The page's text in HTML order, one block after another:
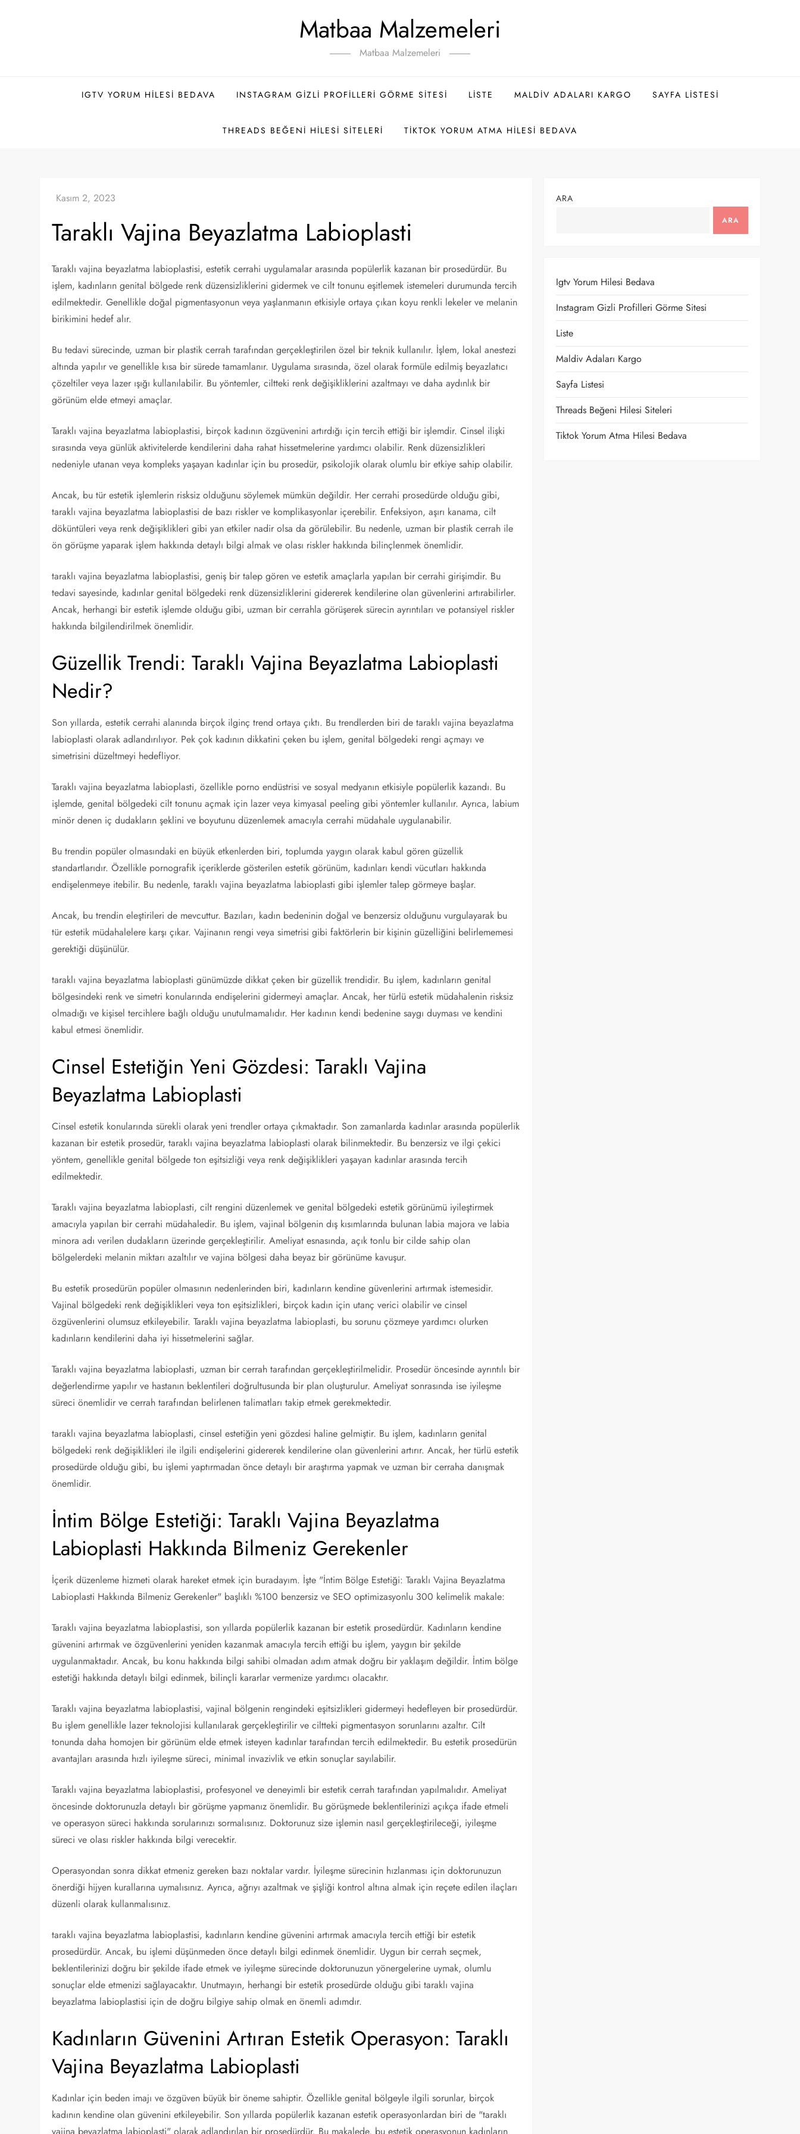
Matbaa Malzemeleri
Matbaa Malzemeleri
IGTV YORUM HILESI BEDAVA INSTAGRAM GIZLI PROFILLERI GÖRME SITESI LISTE MALDIV ADALARI KARGO SAYFA LISTESI
THREADS BEĞENI HILESI SITELERI TIKTOK YORUM ATMA HILESI BEDAVA
Taraklı Vajina Beyazlatma Labioplasti
Taraklı vajina beyazlatma labioplastisi, estetik cerrahi uygulamalar arasında popülerlik kazanan bir prosedürdür. Bu
işlem, kadınların genital bölgede renk düzensizliklerini gidermek ve cilt tonunu eşitlemek istemeleri durumunda tercih
edilmektedir. Genellikle doğal pigmentasyonun veya yaşlanmanın etkisiyle ortaya çıkan koyu renkli lekeler ve melanin
birikimini hedef alır.
Bu tedavi sürecinde, uzman bir plastik cerrah tarafından gerçekleştirilen özel bir teknik kullanılır. İşlem, lokal anestezi
altında yapılır ve genellikle kısa bir sürede tamamlanır. Uygulama sırasında, özel olarak formüle edilmiş beyazlatıcı
çözeltiler veya lazer ışığı kullanılabilir. Bu yöntemler, ciltteki renk değişikliklerini azaltmayı ve daha aydınlık bir
görünüm elde etmeyi amaçlar.
Taraklı vajina beyazlatma labioplastisi, birçok kadının özgüvenini artırdığı için tercih ettiği bir işlemdir. Cinsel ilişki
sırasında veya günlük aktivitelerde kendilerini daha rahat hissetmelerine yardımcı olabilir. Renk düzensizlikleri
nedeniyle utanan veya kompleks yaşayan kadınlar için bu prosedür, psikolojik olarak olumlu bir etkiye sahip olabilir.
Ancak, bu tür estetik işlemlerin risksiz olduğunu söylemek mümkün değildir. Her cerrahi prosedürde olduğu gibi,
taraklı vajina beyazlatma labioplastisi de bazı riskler ve komplikasyonlar içerebilir. Enfeksiyon, aşırı kanama, cilt
döküntüleri veya renk değişiklikleri gibi yan etkiler nadir olsa da görülebilir. Bu nedenle, uzman bir plastik cerrah ile
ön görüşme yaparak işlem hakkında detaylı bilgi almak ve olası riskler hakkında bilinçlenmek önemlidir.
taraklı vajina beyazlatma labioplastisi, geniş bir talep gören ve estetik amaçlarla yapılan bir cerrahi girişimdir. Bu
tedavi sayesinde, kadınlar genital bölgedeki renk düzensizliklerini gidererek kendilerine olan güvenlerini artırabilirler.
Ancak, herhangi bir estetik işlemde olduğu gibi, uzman bir cerrahla görüşerek sürecin ayrıntıları ve potansiyel riskler
hakkında bilgilendirilmek önemlidir.
Güzellik Trendi: Taraklı Vajina Beyazlatma Labioplasti
Nedir?
Son yıllarda, estetik cerrahi alanında birçok ilginç trend ortaya çıktı. Bu trendlerden biri de taraklı vajina beyazlatma
labioplasti olarak adlandırılıyor. Pek çok kadının dikkatini çeken bu işlem, genital bölgedeki rengi açmayı ve
simetrisini düzeltmeyi hedefliyor.
Taraklı vajina beyazlatma labioplasti, özellikle porno endüstrisi ve sosyal medyanın etkisiyle popülerlik kazandı. Bu
işlemde, genital bölgedeki cilt tonunu açmak için lazer veya kimyasal peeling gibi yöntemler kullanılır. Ayrıca, labium
minör denen iç dudakların şeklini ve boyutunu düzenlemek amacıyla cerrahi müdahale uygulanabilir.
Bu trendin popüler olmasındaki en büyük etkenlerden biri, toplumda yaygın olarak kabul gören güzellik
standartlarıdır. Özellikle pornografik içeriklerde gösterilen estetik görünüm, kadınları kendi vücutları hakkında
endişelenmeye itebilir. Bu nedenle, taraklı vajina beyazlatma labioplasti gibi işlemler talep görmeye başlar.
Ancak, bu trendin eleştirileri de mevcuttur. Bazıları, kadın bedeninin doğal ve benzersiz olduğunu vurgulayarak bu
tür estetik müdahalelere karşı çıkar. Vajinanın rengi veya simetrisi gibi faktörlerin bir kişinin güzelliğini belirlememesi
gerektiği düşünülür.
taraklı vajina beyazlatma labioplasti günümüzde dikkat çeken bir güzellik trendidir. Bu işlem, kadınların genital
bölgesindeki renk ve simetri konularında endişelerini gidermeyi amaçlar. Ancak, her türlü estetik müdahalenin risksiz
olmadığı ve kişisel tercihlere bağlı olduğu unutulmamalıdır. Her kadının kendi bedenine saygı duyması ve kendini
kabul etmesi önemlidir.
Cinsel Estetiğin Yeni Gözdesi: Taraklı Vajina
Beyazlatma Labioplasti
Cinsel estetik konularında sürekli olarak yeni trendler ortaya çıkmaktadır. Son zamanlarda kadınlar arasında popülerlik
kazanan bir estetik prosedür, taraklı vajina beyazlatma labioplasti olarak bilinmektedir. Bu benzersiz ve ilgi çekici
yöntem, genellikle genital bölgede ton eşitsizliği veya renk değişiklikleri yaşayan kadınlar arasında tercih
edilmektedir.
Taraklı vajina beyazlatma labioplasti, cilt rengini düzenlemek ve genital bölgedeki estetik görünümü iyileştirmek
amacıyla yapılan bir cerrahi müdahaledir. Bu işlem, vajinal bölgenin dış kısımlarında bulunan labia majora ve labia
minora adı verilen dudakların üzerinde gerçekleştirilir. Ameliyat esnasında, açık tonlu bir cilde sahip olan
bölgelerdeki melanin miktarı azaltılır ve vajina bölgesi daha beyaz bir görünüme kavuşur.
Bu estetik prosedürün popüler olmasının nedenlerinden biri, kadınların kendine güvenlerini artırmak istemesidir.
Vajinal bölgedeki renk değişiklikleri veya ton eşitsizlikleri, birçok kadın için utanç verici olabilir ve cinsel
özgüvenlerini olumsuz etkileyebilir. Taraklı vajina beyazlatma labioplasti, bu sorunu çözmeye yardımcı olurken
kadınların kendilerini daha iyi hissetmelerini sağlar.
Taraklı vajina beyazlatma labioplasti, uzman bir cerrah tarafından gerçekleştirilmelidir. Prosedür öncesinde ayrıntılı bir
değerlendirme yapılır ve hastanın beklentileri doğrultusunda bir plan oluşturulur. Ameliyat sonrasında ise iyileşme
süreci önemlidir ve cerrah tarafından belirlenen talimatları takip etmek gerekmektedir.
taraklı vajina beyazlatma labioplasti, cinsel estetiğin yeni gözdesi haline gelmiştir. Bu işlem, kadınların genital
bölgedeki renk değişiklikleri ile ilgili endişelerini gidererek kendilerine olan güvenlerini artırır. Ancak, her türlü estetik
prosedürde olduğu gibi, bu işlemi yaptırmadan önce detaylı bir araştırma yapmak ve uzman bir cerraha danışmak
önemlidir.
İntim Bölge Estetiği: Taraklı Vajina Beyazlatma
Labioplasti Hakkında Bilmeniz Gerekenler
İçerik düzenleme hizmeti olarak hareket etmek için buradayım. İşte "İntim Bölge Estetiği: Taraklı Vajina Beyazlatma
Labioplasti Hakkında Bilmeniz Gerekenler" başlıklı %100 benzersiz ve SEO optimizasyonlu 300 kelimelik makale:
Taraklı vajina beyazlatma labioplastisi, son yıllarda popülerlik kazanan bir estetik prosedürdür. Kadınların kendine
güvenini artırmak ve özgüvenlerini yeniden kazanmak amacıyla tercih ettiği bu işlem, yaygın bir şekilde
uygulanmaktadır. Ancak, bu konu hakkında bilgi sahibi olmadan adım atmak doğru bir yaklaşım değildir. İntim bölge
estetiği hakkında detaylı bilgi edinmek, bilinçli kararlar vermenize yardımcı olacaktır.
Taraklı vajina beyazlatma labioplastisi, vajinal bölgenin rengindeki eşitsizlikleri gidermeyi hedefleyen bir prosedürdür.
Bu işlem genellikle lazer teknolojisi kullanılarak gerçekleştirilir ve ciltteki pigmentasyon sorunlarını azaltır. Cilt
tonunda daha homojen bir görünüm elde etmek isteyen kadınlar tarafından tercih edilmektedir. Bu estetik prosedürün
avantajları arasında hızlı iyileşme süreci, minimal invazivlik ve etkin sonuçlar sayılabilir.
Taraklı vajina beyazlatma labioplastisi, profesyonel ve deneyimli bir estetik cerrah tarafından yapılmalıdır. Ameliyat
öncesinde doktorunuzla detaylı bir görüşme yapmanız önemlidir. Bu görüşmede beklentilerinizi açıkça ifade etmeli
ve operasyon süreci hakkında sorularınızı sormalısınız. Doktorunuz size işlemin nasıl gerçekleştirileceği, iyileşme
süreci ve olası riskler hakkında bilgi verecektir.
Operasyondan sonra dikkat etmeniz gereken bazı noktalar vardır. İyileşme sürecinin hızlanması için doktorunuzun
önerdiği hijyen kurallarına uymalısınız. Ayrıca, ağrıyı azaltmak ve şişliği kontrol altına almak için reçete edilen ilaçları
düzenli olarak kullanmalısınız.
taraklı vajina beyazlatma labioplastisi, kadınların kendine güvenini artırmak amacıyla tercih ettiği bir estetik
prosedürdür. Ancak, bu işlemi düşünmeden önce detaylı bilgi edinmek önemlidir. Uygun bir cerrah seçmek,
beklentilerinizi doğru bir şekilde ifade etmek ve iyileşme sürecinde doktorunuzun yönergelerine uymak, olumlu
sonuçlar elde etmenizi sağlayacaktır. Unutmayın, herhangi bir estetik prosedürde olduğu gibi taraklı vajina
beyazlatma labioplastisi için de doğru bilgiye sahip olmak en önemli adımdır.
Kadınların Güvenini Artıran Estetik Operasyon: Taraklı
Vajina Beyazlatma Labioplasti
Kadınlar için beden imajı ve özgüven büyük bir öneme sahiptir. Özellikle genital bölgeyle ilgili sorunlar, birçok
kadının kendine olan güvenini etkileyebilir. Son yıllarda popülerlik kazanan estetik operasyonlardan biri de "taraklı
ARA
ARA
Igtv Yorum Hilesi Bedava
Instagram Gizli Profilleri Görme Sitesi
Liste
Maldiv Adaları Kargo
Sayfa Listesi
Threads Beğeni Hilesi Siteleri
Tiktok Yorum Atma Hilesi Bedava